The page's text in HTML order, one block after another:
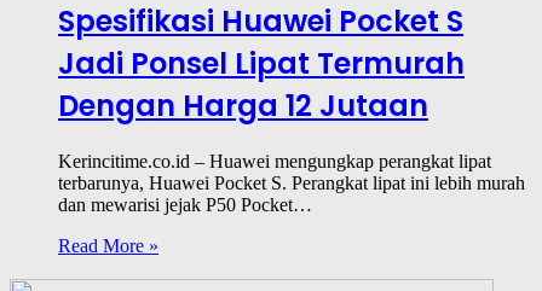
Spesifikasi Huawei Pocket S
Jadi Ponsel Lipat Termurah
Dengan Harga 12 Jutaan
Kerincitime.co.id – Huawei mengungkap perangkat lipat
terbarunya, Huawei Pocket S. Perangkat lipat ini lebih murah
dan mewarisi jejak P50 Pocket…
Read More »